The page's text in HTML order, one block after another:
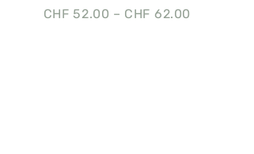
CHF 52.00 – CHF 62.00